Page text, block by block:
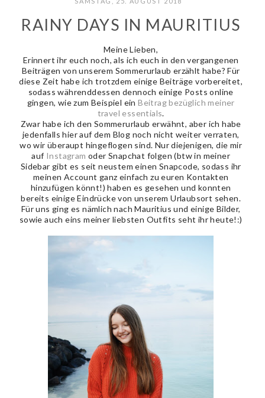
RAINY DAYS IN MAURITIUS
Meine Lieben,
Erinnert ihr euch noch, als ich euch in den vergangenen
Beiträgen von unserem Sommerurlaub erzählt habe? Für
diese Zeit habe ich trotzdem einige Beiträge vorbereitet,
sodass währenddessen dennoch einige Posts online
gingen, wie zum Beispiel einBeitrag bezüglich meiner
travel essentials.
Zwar habe ich den Sommerurlaub erwähnt, aber ich habe
jedenfalls hier auf dem Blog noch nicht weiter verraten,
wo wir überaupt hingeflogen sind. Nur diejenigen, die mir
auf Instagram oder Snapchat folgen (btw in meiner
Sidebar gibt es seit neustem einen Snapcode, sodass ihr
meinen Account ganz einfach zu euren Kontakten
hinzufügen könnt!) haben es gesehen und konnten
bereits einige Eindrücke von unserem Urlaubsort sehen.
Für uns ging es nämlich nach Mauritius und einige Bilder,
sowie auch eins meiner liebsten Outfits seht ihr heute!:)